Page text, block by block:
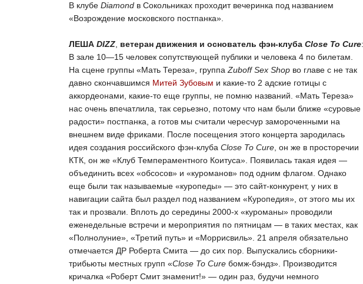
В клубе Diamond в Сокольниках проходит вечеринка под названием
«Возрождение московского постпанка».
ЛЕША DIZZ ветеран движения и основатель фэн-клуба Close To Cure:
В зале 10—15 человек сопутствующей публики и человека 4 по билетам.
На сцене группы «Мать Тереза», группа Zuboff Sex Shop во главе с не так
давно скончавшимся Митей Зубовым и какие-то 2 адские готицы с
аккордеонами, какие-то еще группы, не помню названий. «Мать Тереза»
нас очень впечатлила, так серьезно, потому что нам были ближе «суровые
радости» постпанка, а готов мы считали чересчур замороченными на
внешнем виде фриками. После посещения этого концерта зародилась
идея создания российского фэн-клуба Close To Cure , он же в просторечии
КТК, он же «Клуб Темпераментного Коитуса». Появилась такая идея —
объединить всех «обсосов» и «куроманов» под одним флагом. Однако
еще были так называемые «куропеды» — это сайт-конкурент, у них в
навигации сайта был раздел под названием «Куропедия», от этого мы их
так и прозвали. Вплоть до середины 2000-х «куроманы» проводили
еженедельные встречи и мероприятия по пятницам — в таких местах, как
«Полнолуние», «Третий путь» и «Моррисвиль». 21 апреля обязательно
отмечается ДР Роберта Смита — до сих пор. Выпускались сборники-
трибьюты местных групп «Close To Cure бомж-бэндз». Производится
кричалка «Роберт Смит знаменит!» — один раз, будучи немного